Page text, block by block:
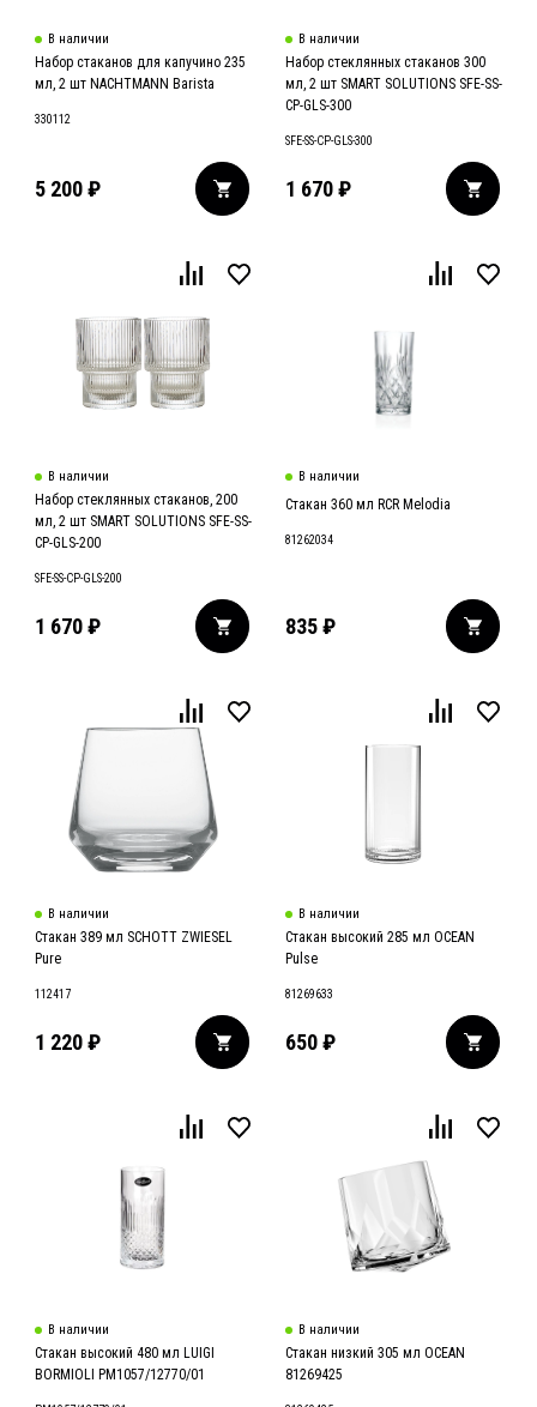
В наличии
Набор стаканов для капучино 235
мл, 2 шт NACHTMANN Barista
330112
5 200₽
В наличии
Набор стеклянных стаканов 300
мл, 2 шт SMART SOLUTIONS SFE-SS-
CP-GLS-300
SFE-SS-CP-GLS-300
1 670 ₽
В наличии
Набор стеклянных стаканов, 200
мл, 2 шт SMART SOLUTIONS SFE-SS-
CP-GLS-200
SFE-SS-CP-GLS-200
1 670₽
В наличии
Стакан 360 мл RCR Melodia
81262034
835 ₽
В наличии
Стакан 389 мл SCHOTT ZWIESEL
Pure
112417
1 220₽
В наличии
Стакан высокий 285 мл OCEAN
Pulse
81269633
650 ₽
В наличии
Стакан высокий 480 мл LUIGI
BORMIOLI РМ1057/12770/01
В наличии
Стакан низкий 305 мл OCEAN
81269425